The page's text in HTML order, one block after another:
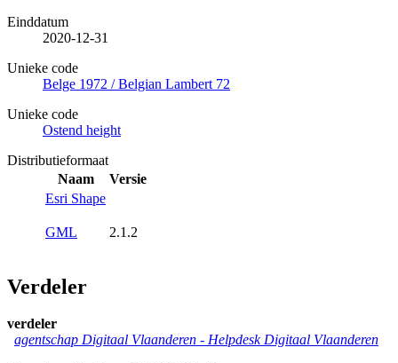
Einddatum
2020-12-31
Unieke code
Belge 1972 / Belgian Lambert 72
Unieke code
Ostend height
Distributieformaat
Naam
Versie
Esri Shape
GML 2.1.2
Verdeler
verdeler
agentschap Digitaal Vlaanderen - Helpdesk Digitaal Vlaanderen